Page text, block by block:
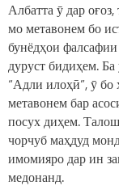
Албатта ӯ дар
мо метавонем бо
бунёдҳои
дуруст бидиҳем.
“Адли илоҳӣ”, ӯ
метавонем бар
посух диҳем.
чорчуб маҳдуд
имомияро дар ин
медонанд.